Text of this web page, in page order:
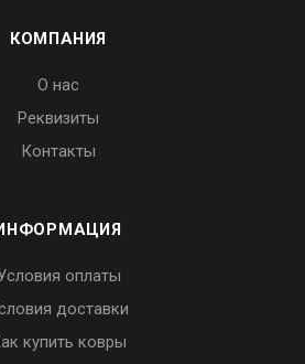
КОМПАНИЯ
О нас
Реквизиты
Контакты
оплаты
доставки
купить ковры